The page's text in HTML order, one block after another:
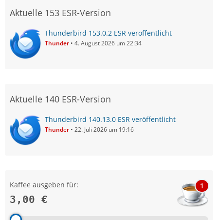
Aktuelle 153 ESR-Version
Thunderbird 153.0.2 ESR veröffentlicht
Thunder 4. August 2026 um 22:34
Aktuelle 140 ESR-Version
Thunderbird 140.13.0 ESR veröffentlicht
Thunder 22. Juli 2026 um 19:16
Kaffee ausgeben für:
3,00 €
1